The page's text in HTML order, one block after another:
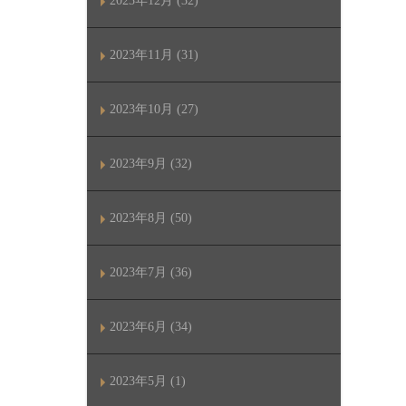
2023年11月 (31)
2023年10月 (27)
2023年9月 (32)
2023年8月 (50)
2023年7月 (36)
2023年6月 (34)
2023年5月 (1)